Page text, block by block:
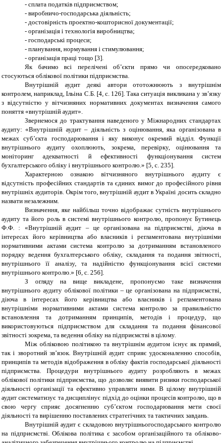
- сплата податків підприємством;
- виробничо-господарська діяльність;
- достовірність проектно-кошторисної документації;
- організація і технологія виробництва;
- господарські процеси;
- планування, нормування і стимулювання;
- організація праці тощо [3].
Як бачимо всі перелічені об’єкти прямо чи опосередковано
стосуються облікової політики підприємства.
Внутрішній аудит деякі автори ототожнюють з внутрішнім
контролем, наприклад, Ільіна С.Б. [4, с. 126]. Така ситуація викликана у зв’язку
з відсутністю у вітчизняних нормативних документах визначення самого
поняття «внутрішній аудит».
Звернемося до трактування наведеного у Міжнародних стандартах
аудиту: «Внутрішній аудит – діяльність з оцінювання, яка організована в
межах суб’єкта господарювання і яку виконує окремий відділ. Функції
внутрішнього аудиту охоплюють, зокрема, перевірку, оцінювання та
моніторинг адекватності й ефективності функціонування систем
бухгалтерського обліку і внутрішнього контролю.» [5, с. 235].
Характерною ознакою вітчизняного внутрішнього аудиту є
відсутність професійних стандартів та єдиних вимог до професійного рівня
внутрішніх аудиторів. Окрім того, внутрішній аудит в Україні досить складно
назвати незалежним.
Визначення, яке найбільш точно відображає сутність внутрішнього
аудиту та його роль в системі внутрішнього контролю, пропонує Бутинець
Ф.Ф. : «Внутрішній аудит – це організована на підприємстві, діюча в
інтересах його керівництва або власників і регламентована внутрішніми
нормативними актами система контролю за дотриманням встановленого
порядку ведення бухгалтерського обліку, складання та подання звітності,
внутрішнього її аналізу, та надійністю функціонування всієї системи
внутрішнього контролю.» [6, с. 256].
З огляду на вище викладене, пропонуємо таке визначення
внутрішнього аудиту облікової політики – це організована на підприємстві,
діюча в інтересах його керівництва або власників і регламентована
внутрішніми нормативними актами система контролю за правильністю
встановлення та дотриманням принципів, методів і процедур, що
використовуються підприємством для складання та подання фінансової
звітності зокрема, та ведення обліку на підприємстві в цілому.
Між обліковою політикою та внутрішнім аудитом існує як прямий,
так і зворотний зв’язок. Внутрішній аудит сприяє удосконаленню способів,
принципів та методів відображення в обліку фактів господарської діяльності
підприємства. Процедури внутрішнього аудиту розробляють в межах
облікової політики підприємства, що дозволяє виявити ризики господарської
діяльності організації та ефективно управляти ними. В цілому внутрішній
аудит систематизує та дисциплінує підхід до оцінки процесів контролю, що в
свою чергу сприяє досягненню суб’єктом господарювання мети своєї
діяльності та вирішенню поставлених стратегічних та тактичних завдань.
Внутрішній аудит є складовою внутрішньогосподарського контролю
на підприємстві. Облікова політика є засобом організаційного та обліково-